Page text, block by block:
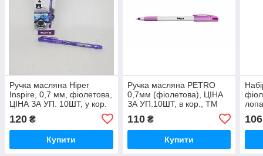
Ручка масляна Hiper
Inspire, 0,7 мм, фіолетова,
ЦІНА ЗА УП. 10ШТ, у кор.
120 ₴
Купити
Ручка масляна PETRO
0,7мм (фіолетова), ЦІНА
ЗА УП.10ШТ, в кор., ТМ
110₴
Купити
106